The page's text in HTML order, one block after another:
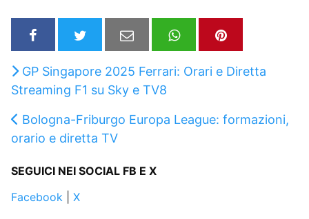
GP Singapore 2025 Ferrari: Orari e Diretta
Streaming F1 su Sky e TV8
Bologna-Friburgo Europa League: formazioni,
orario e diretta TV
SEGUICI NEI SOCIAL FB E X
Facebook
X